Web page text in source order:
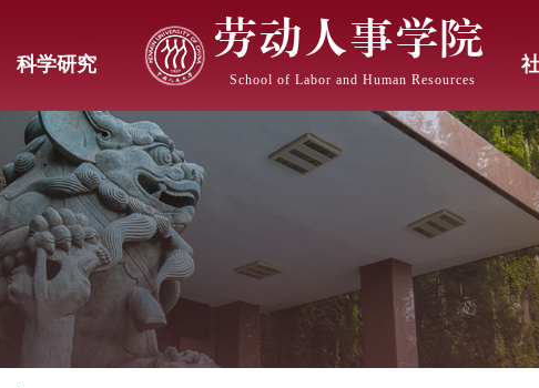
劳动人事学院
School of Labor and Human Resources
科学研究